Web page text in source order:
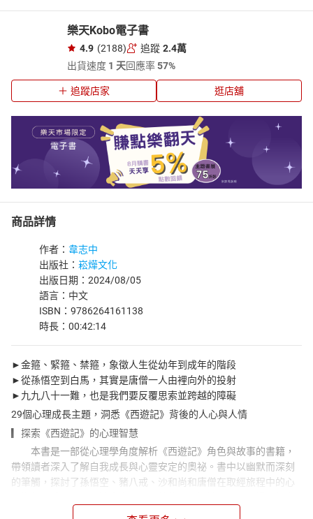
樂天Kobo電子書
4.9 (2188) 追蹤 2.4萬
出貨速度 1 天回應率57%
追蹤店家 逛店舖
商品詳情
作者： 韋志中
出版社： 崧燁文化
出版日期：2024/08/05
語言：中文
ISBN：9786264161138
時長：00:42:14
►金箍、緊箍、禁箍，象徵人生從幼年到成年的階段
►從孫悟空到白馬，其實是唐僧一人由裡向外的投射
►九九八十一難，也是我們要反覆思索並跨越的障礙
29個心理成長主題，洞悉《西遊記》背後的人心與人情
▎探索《西遊記》的心理智慧
本書是一部從心理學角度解析《西遊記》角色與故事的書籍，
帶領讀者深入了解自我成長與心靈安定的奧祕。書中以幽默而深刻
的筆觸，探討了孫悟空、豬八戒、沙和尚和唐僧在取經旅程中的心
我認知和思想昇華的成長之旅。